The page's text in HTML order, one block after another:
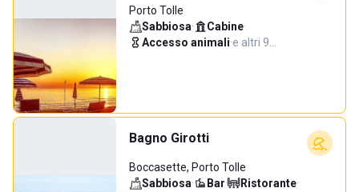
Porto Tolle
Sabbiosa· Cabine·
Accesso animali·e altri 9…
Bagno Girotti
Boccasette, Porto Tolle
Sabbiosa· Bar· Ristorante·